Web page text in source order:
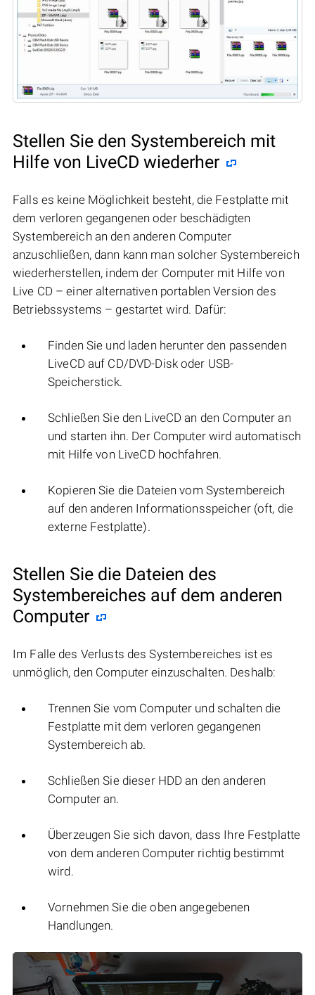
Stellen Sie den Systembereich mit
Hilfe von LiveCD wiederher
Falls es keine Möglichkeit besteht, die Festplatte mit
dem verloren gegangenen oder beschädigten
Systembereich an den anderen Computer
anzuschließen, dann kann man solcher Systembereich
wiederherstellen, indem der Computer mit Hilfe von
Live CD – einer alternativen portablen Version des
Betriebssystems – gestartet wird. Dafür:
Finden Sie und laden herunter den passenden
LiveCD auf CD/DVD-Disk oder USB-
Speicherstick.
Schließen Sie den LiveCD an den Computer an
und starten ihn. Der Computer wird automatisch
mit Hilfe von LiveCD hochfahren.
Kopieren Sie die Dateien vom Systembereich
auf den anderen Informationsspeicher (oft, die
externe Festplatte).
Stellen Sie die Dateien des
Systembereiches auf dem anderen
Computer
Im Falle des Verlusts des Systembereiches ist es
unmöglich, den Computer einzuschalten. Deshalb:
Trennen Sie vom Computer und schalten die
Festplatte mit dem verloren gegangenen
Systembereich ab.
Schließen Sie dieser HDD an den anderen
Computer an.
Überzeugen Sie sich davon, dass Ihre Festplatte
von dem anderen Computer richtig bestimmt
wird.
Vornehmen Sie die oben angegebenen
Handlungen.